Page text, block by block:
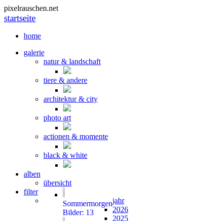
pixelrauschen.net
startseite
home
galerie
natur & landschaft
tiere & andere
architektur & city
photo art
actionen & momente
black & white
alben
übersicht
Sommermorgen
Bilder: 13
filter
jahr
2026
2025